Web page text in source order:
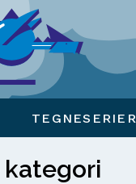
TEGNESERIER
kategori